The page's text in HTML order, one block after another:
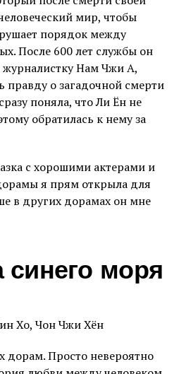
мир, чтобы
порядок между
После 600 лет службы он
журналистку Нам Чжи А,
правду о загадочной смерти
поняла, что Ли Ён не
обратилась к нему за
с хорошими актерами и
я прям открыла для
в других дорамах он мне
синего моря
Хо, Чон Чжи Хён
Просто невероятно